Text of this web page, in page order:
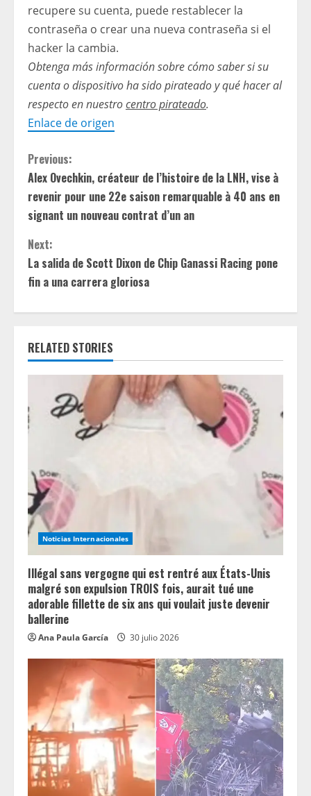
recupere su cuenta, puede restablecer la
contraseña o crear una nueva contraseña si el
hacker la cambia.
Obtenga más información sobre cómo saber si su
cuenta o dispositivo ha sido pirateado y qué hacer al
respecto en nuestrocentro pirateado.
Enlace de origen
C
o
n
t
i
n
u
e
e
d
i
n
g
Previous:
Alex Ovechkin, créateur de l’histoire de la LNH, vise à
revenir pour une 22e saison remarquable à 40 ans en
signant un nouveau contrat d’un an
Next:
La salida de Scott Dixon de Chip Ganassi Racing pone
fin a una carrera gloriosa
RELATED STORIES
Noticias Internacionales
Illégal sans vergogne qui est rentré aux États-Unis
malgré son expulsion TROIS fois, aurait tué une
adorable fillette de six ans qui voulait juste devenir
ballerine
Ana Paula García 30 julio 2026